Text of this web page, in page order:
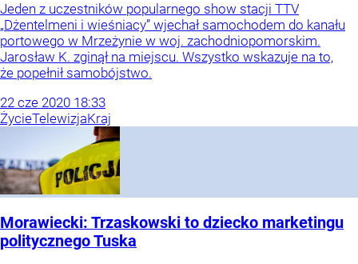
Jeden z uczestników popularnego show stacji TTV
„Dżentelmeni i wieśniacy” wjechał samochodem do kanału
portowego w Mrzeżynie w woj. zachodniopomorskim.
Jarosław K. zginął na miejscu. Wszystko wskazuje na to,
że popełnił samobójstwo.
22 cze 2020 18:33
ŻycieTelewizjaKraj
Morawiecki: Trzaskowski to dziecko marketingu
politycznego Tuska